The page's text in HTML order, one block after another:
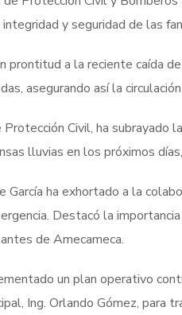
y seguridad de las
prontitud a la reciente caída
asegurando así la
Civil, ha subrayado
lluvias en los próximos
ha exhortado a la
Destacó la
de Amecameca.
un plan operativo
Ing. Orlando Gómez, para